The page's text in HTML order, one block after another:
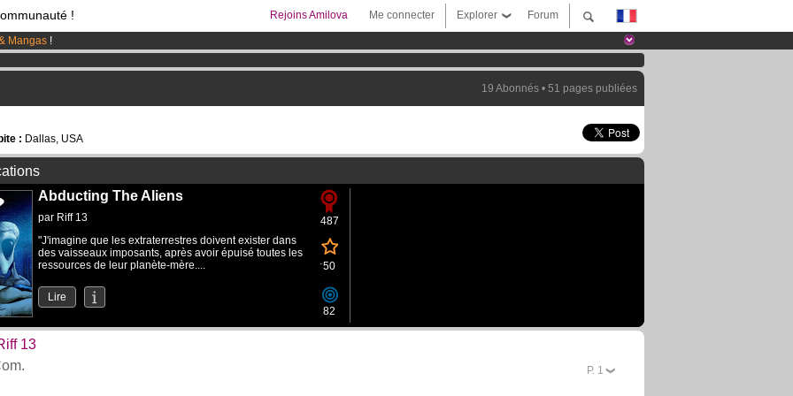
! Forum
Explorer
Me connecter
Rejoins Amilova
Mangas !
lancé!.
eurospar mois !Clique ici pour t'abonner
19 Abonnés • 51 pages publiées
: Dallas, USA
487
50
82
Abducting The Aliens
par Riff 13
"J'imagine que les extraterrestres doivent exister dans
des vaisseaux imposants, après avoir épuisé toutes les
ressources de leur planète-mère....
Lire
13
P. 1